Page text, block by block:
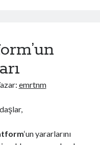
sorunu
emrtnm
‘un yararlarını